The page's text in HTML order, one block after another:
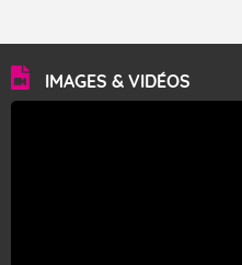
IMAGES & VIDÉOS